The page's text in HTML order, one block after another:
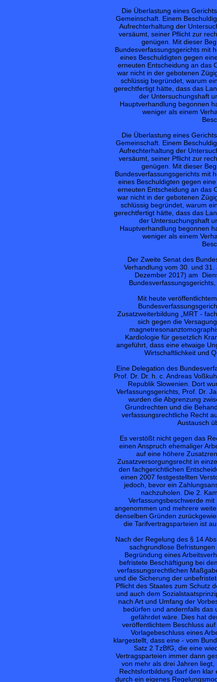
Die Überlastung eines
Gemeinschaft. Einem
Aufrechterhaltung der
versäumt, seiner Pflicht zur
genügen. Mit dieser
Bundesverfassungsgerichts mit
eines Beschuldigten gegen
erneuten Entscheidung an das
war nicht in der gebotenen
schlüssig begründet, warum
gerechtfertigt hätte, dass das
der Untersuchungshaft
Hauptverhandlung begonnen
weniger als einem
Die Überlastung eines
Gemeinschaft. Einem
Aufrechterhaltung der
versäumt, seiner Pflicht zur
genügen. Mit dieser
Bundesverfassungsgerichts mit
eines Beschuldigten gegen
erneuten Entscheidung an das
war nicht in der gebotenen
schlüssig begründet, warum
gerechtfertigt hätte, dass das
der Untersuchungshaft
Hauptverhandlung begonnen
weniger als einem
Der Zweite Senat des
Verhandlung vom 30. und
Dezember 2017) am
Mit heute
Zusatzweiterbildung „MRT -
sich gegen die
Kardiologie für gesetzlich
angeführt, dass eine etwaige
Wirtschaftlichkeit und
Eine Delegation des
Prof. Dr. Dr. h. c. Andreas
Republik Slowenien. Dort
Verfassungsgerichts, Prof. Dr.
wurden die Abgrenzung
Grundrechten und die
verfassungsrechtliche Recht
Austausch
Es verstößt nicht gegen das
einen Anspruch ehemaliger
auf eine höhere
Zusatzversorgungsrecht in
den fachgerichtlichen
einen 2007 festgestellten
jedoch, bevor ein
nachzuholen. Die 2.
Verfassungsbeschwerde
angenommen und mehrere
denselben Gründen
die Tarifvertragsparteien ist
Nach der Regelung des § 14
sachgrundlose
Begründung eines
befristete Beschäftigung bei
verfassungsrechtlichen
und die Sicherung der
Pflicht des Staates zum Schutz
und auch dem
nach Art und Umfang der
bedürfen und andernfalls das
gefährdet wäre. Dies hat
veröffentlichtem Beschluss
Vorlagebeschluss eines
klargestellt, dass eine - vom
Satz 2 TzBfG, die eine
Vertragsparteien immer dann
von mehr als drei Jahren
Rechtsfortbildung darf den
durch ein eigenes